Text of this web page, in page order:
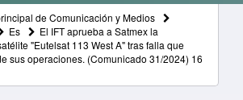
de Comunicación y Medios
Es
El IFT aprueba a Satmex la
"Eutelsat 113 West A" tras falla que
sus operaciones. (Comunicado 31/2024) 16